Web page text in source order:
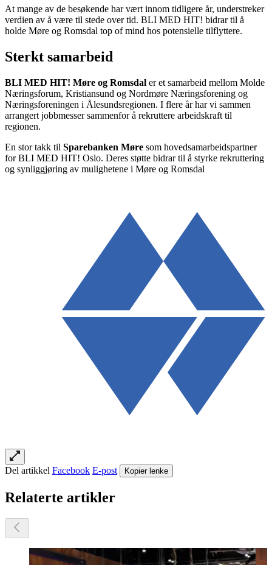
At mange av de besøkende har vært innom tidligere år, understreker
verdien av å være til stede over tid. BLI MED HIT! bidrar til å
holde Møre og Romsdal top of mind hos potensielle tilflyttere.
Sterkt samarbeid
BLI MED HIT! Møre og Romsdal er et samarbeid mellom Molde
Næringsforum, Kristiansund og Nordmøre Næringsforening og
Næringsforeningen i Ålesundsregionen. I flere år har vi sammen
arrangert jobbmesser sammenfor å rekruttere arbeidskraft til
regionen.
En stor takk til Sparebanken Møre som hovedsamarbeidspartner
for BLI MED HIT! Oslo. Deres støtte bidrar til å styrke rekruttering
og synliggjøring av mulighetene i Møre og Romsdal
Del artikkel Facebook E-post Kopier lenke
Relaterte artikler